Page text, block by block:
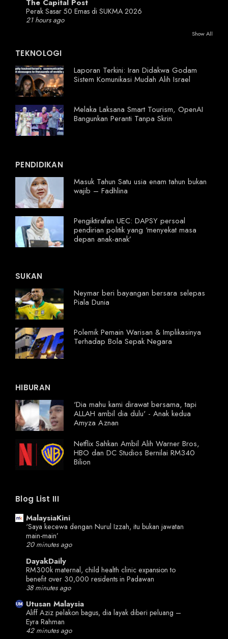
The Capital Post
Perak Sasar 50 Emas di SUKMA 2026
21 hours ago
Show All
TEKNOLOGI
Laporan Terkini: Iran Didakwa Godam
Sistem Komunikasi Mudah Alih Israel
Melaka Laksana Smart Tourism, OpenAI
Bangunkan Peranti Tanpa Skrin
PENDIDIKAN
Masuk Tahun Satu usia enam tahun bukan
wajib – Fadhlina
Pengiktirafan UEC: DAPSY persoal
pendirian politik yang ‘menyekat masa
depan anak-anak’
SUKAN
Neymar beri bayangan bersara selepas
Piala Dunia
Polemik Pemain Warisan & Implikasinya
Terhadap Bola Sepak Negara
HIBURAN
'Dia mahu kami dirawat bersama, tapi
ALLAH ambil dia dulu' - Anak kedua
Amyza Aznan
Netflix Sahkan Ambil Alih Warner Bros,
HBO dan DC Studios Bernilai RM340
Bilion
Blog List III
MalaysiaKini
‘Saya kecewa dengan Nurul Izzah, itu bukan jawatan
main-main’
20 minutes ago
DayakDaily
RM300k maternal, child health clinic expansion to
benefit over 30,000 residents in Padawan
38 minutes ago
Utusan Malaysia
Aliff Aziz pelakon bagus, dia layak diberi peluang –
Eyra Rahman
42 minutes ago